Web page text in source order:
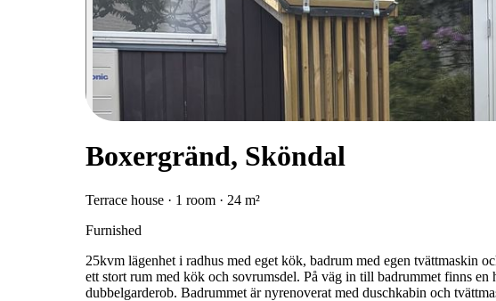
Boxergränd, Sköndal
Terrace house · 1 room · 24 m²
Furnished
25kvm lägenhet i radhus med eget kök, badrum med egen tvättmaskin
ett stort rum med kök och sovrumsdel. På väg in till badrummet finns
dubbelgarderob. Badrummet är nyrenoverat med duschkabin och